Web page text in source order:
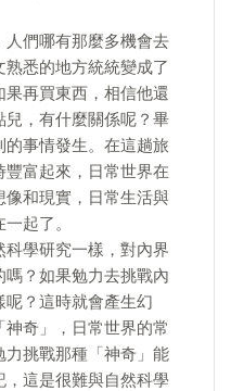
們哪有那麼多機會去
悉的地方統統變成了
再買東西，相信他還
，有什麼關係呢？畢
事情發生。在這趟旅
富起來，日常世界在
和現實，日常生活與
起了。
科學研究一樣，對內界
？如果勉力去挑戰內
？這時就會產生幻
奇」，日常世界的常
挑戰那種「神奇」能
，這是很難與自然科學